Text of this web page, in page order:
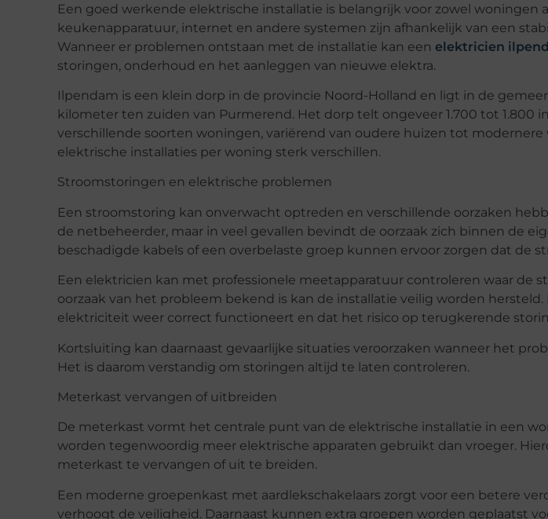
Een goed werkende elektrische installatie is belangrijk voor zowel woningen
keukenapparatuur, internet en andere systemen zijn afhankelijk van een
Wanneer er problemen ontstaan met de installatie kan een elektricien
storingen, onderhoud en het aanleggen van nieuwe elektra.
Ilpendam is een klein dorp in de provincie Noord-Holland en ligt in de
kilometer ten zuiden van Purmerend. Het dorp telt ongeveer 1.700 tot 1.800
verschillende soorten woningen, variërend van oudere huizen tot
elektrische installaties per woning sterk verschillen.
Stroomstoringen en elektrische problemen
Een stroomstoring kan onverwacht optreden en verschillende oorzaken
de netbeheerder, maar in veel gevallen bevindt de oorzaak zich binnen de
beschadigde kabels of een overbelaste groep kunnen ervoor zorgen dat de
Een elektricien kan met professionele meetapparatuur controleren waar de
oorzaak van het probleem bekend is kan de installatie veilig worden
elektriciteit weer correct functioneert en dat het risico op terugkerende
Kortsluiting kan daarnaast gevaarlijke situaties veroorzaken wanneer het
Het is daarom verstandig om storingen altijd te laten controleren.
Meterkast vervangen of uitbreiden
De meterkast vormt het centrale punt van de elektrische installatie in een
worden tegenwoordig meer elektrische apparaten gebruikt dan vroeger.
meterkast te vervangen of uit te breiden.
Een moderne groepenkast met aardlekschakelaars zorgt voor een betere
verhoogt de veiligheid. Daarnaast kunnen extra groepen worden geplaatst